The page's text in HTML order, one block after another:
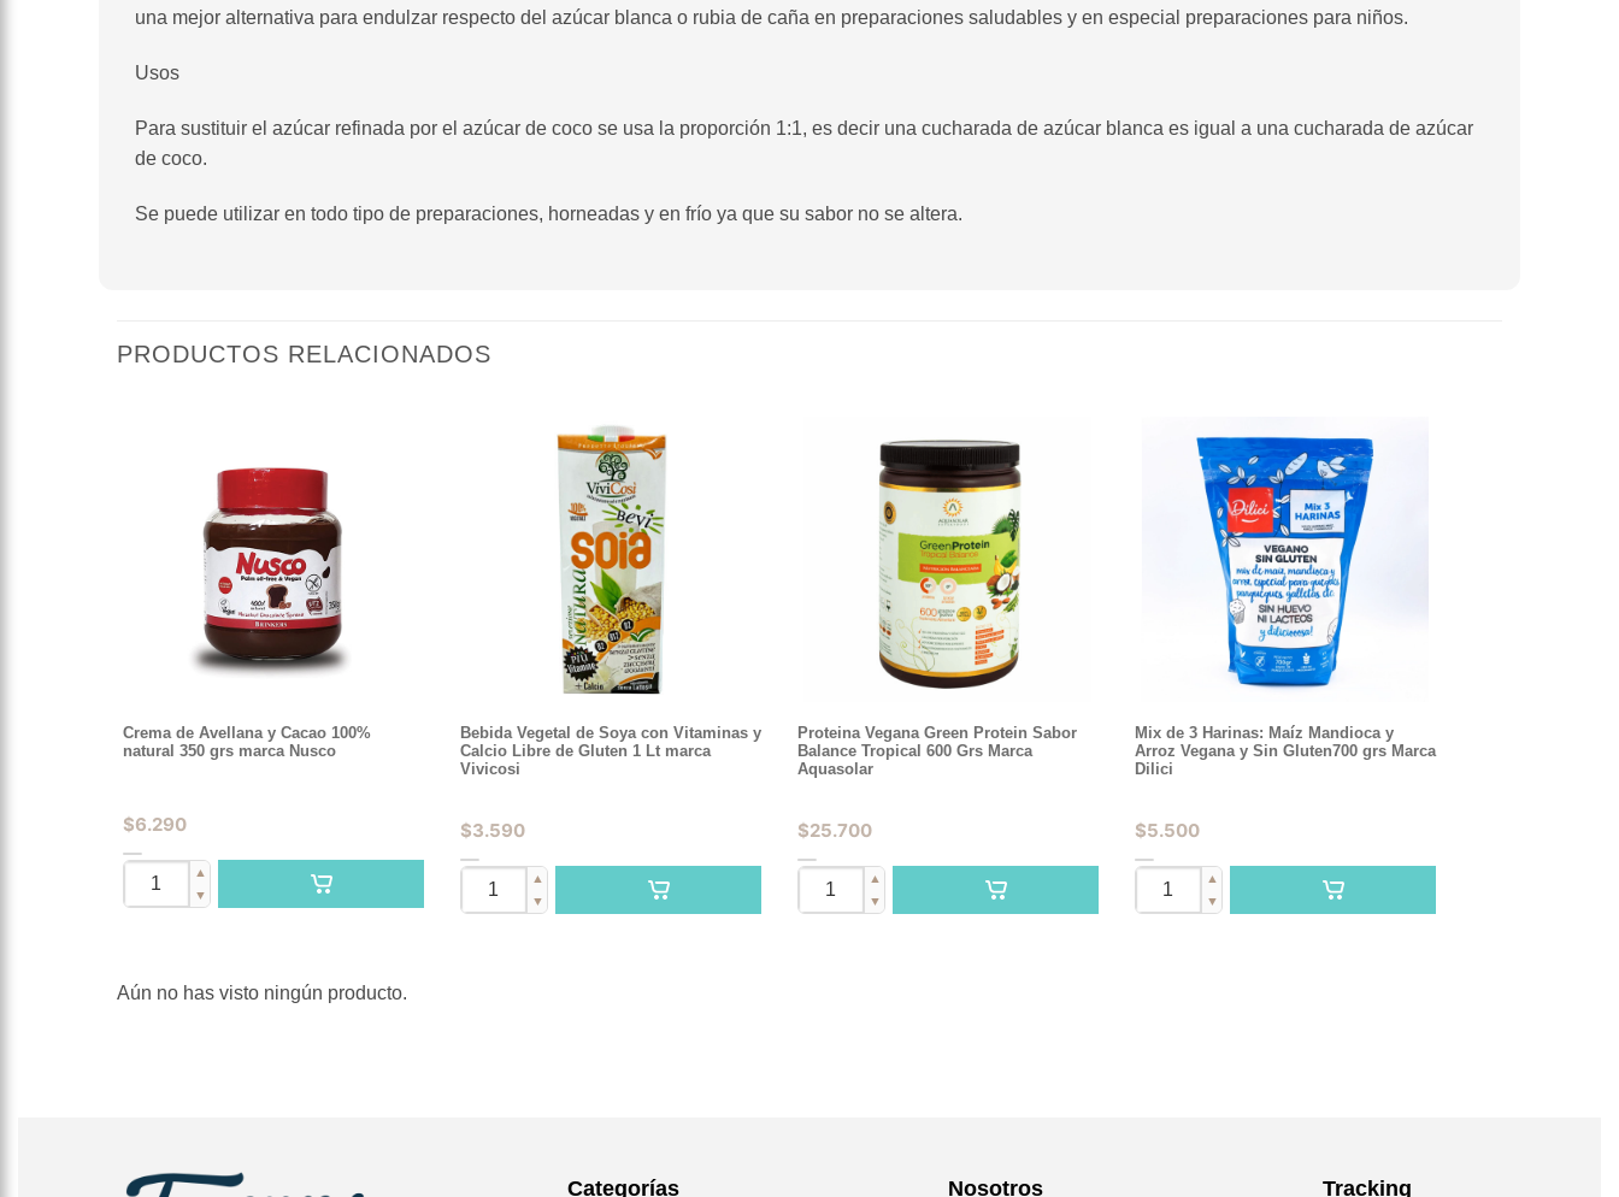
una mejor alternativa para endulzar respecto del azúcar blanca o rubia de caña en preparaciones saludables y en especial preparaciones para niños.
Usos
Para sustituir el azúcar refinada por el azúcar de coco se usa la proporción 1:1, es decir una cucharada de azúcar blanca es igual a una cucharada de azúcar
de coco.
Se puede utilizar en todo tipo de preparaciones, horneadas y en frío ya que su sabor no se altera.
PRODUCTOS RELACIONADOS
Crema de Avellana y Cacao 100%
natural 350 grs marca Nusco
$6.290
▲
▼
Bebida Vegetal de Soya con Vitaminas y
Calcio Libre de Gluten 1 Lt marca
Vivicosi
$3.590
▲
▼
Proteina Vegana Green Protein Sabor
Balance Tropical 600 Grs Marca
Aquasolar
$25.700
▲
▼
Mix de 3 Harinas: Maíz Mandioca y
Arroz Vegana y Sin Gluten700 grs Marca
Dilici
$5.500
▲
▼
Aún no has visto ningún producto.
Categorías Nosotros Tracking